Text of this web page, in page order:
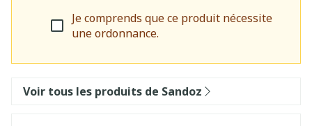
Je comprends que ce produit nécessite
une ordonnance.
Voir tous les produits de Sandoz